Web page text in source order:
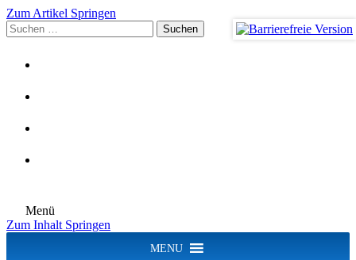
Zum Artikel Springen
Suchen
nach:
Menü
Zum Inhalt Springen
MENU